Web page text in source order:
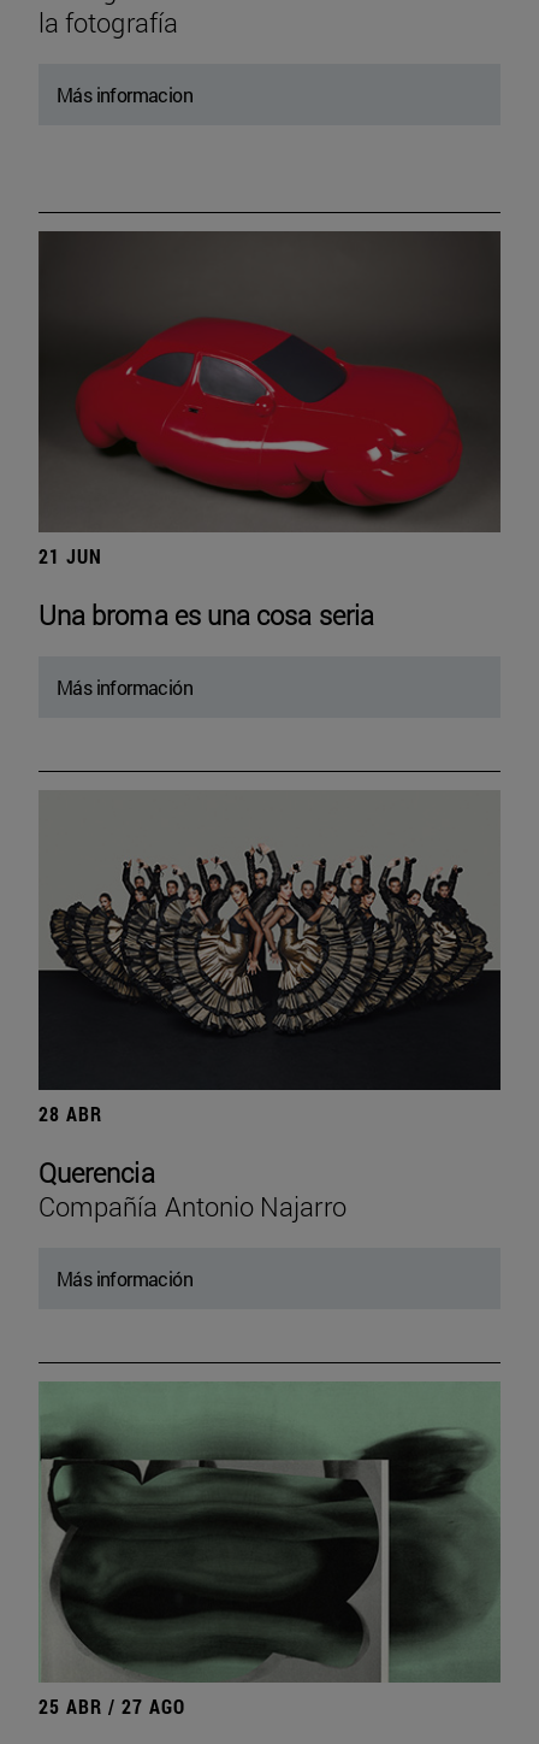
la fotografía
Más informacion
21 JUN
Una broma es una cosa seria
Más información
28 ABR
Querencia
Compañía Antonio Najarro
Más información
25 ABR / 27 AGO